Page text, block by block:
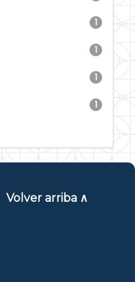
1
1
1
1
Volver arriba ∧